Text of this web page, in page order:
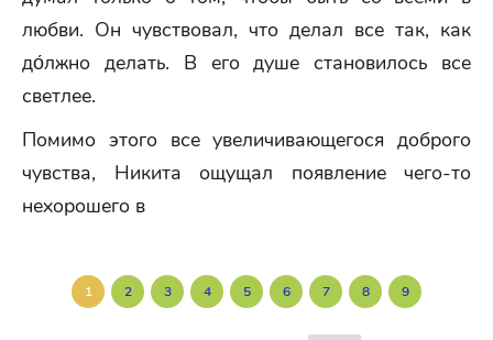
любви. Он чувствовал, что делал все так, как
до́лжно делать. В его душе становилось все
светлее.
Помимо этого все увеличивающегося доброго
чувства, Никита ощущал появление чего-то
нехорошего в
1 2 3 4 5 6 7 8 9